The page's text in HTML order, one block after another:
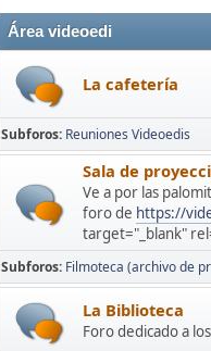
Área videoedi
La cafetería
Subforos Reuniones Videoedis
Sala de
Ve a por las
foro de https://
target="_blank"
Subforos Filmoteca (archivo de
La Biblioteca
Foro dedicado a